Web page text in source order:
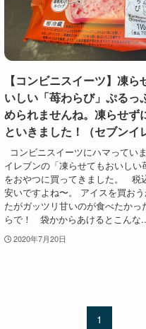
【コンビニスイーツ】凍ら
いしい「苺わらび」ぷるっ
められませんね。凍らせず
といきました！（セブンイ
コンビニスイーツにハマってい
イレブンの「凍らせてもおいしい
をおやつに買ってきました。 税
安いですよね〜。 アイスを買お
たがガッツリ甘いのが食べたかっ
らで！ 袋かからあけるとこんな
2020年7月20日
1